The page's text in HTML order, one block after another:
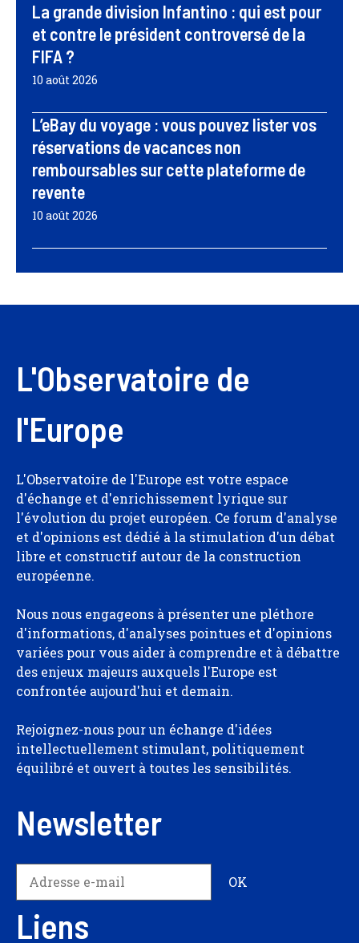
La grande division Infantino : qui est pour
et contre le président controversé de la
FIFA ?
10 août 2026
L’eBay du voyage : vous pouvez lister vos
réservations de vacances non
remboursables sur cette plateforme de
revente
10 août 2026
L'Observatoire de
l'Europe
L'Observatoire de l'Europe est votre espace
d'échange et d'enrichissement lyrique sur
l'évolution du projet européen. Ce forum d'analyse
et d'opinions est dédié à la stimulation d'un débat
libre et constructif autour de la construction
européenne.
Nous nous engageons à présenter une pléthore
d'informations, d'analyses pointues et d'opinions
variées pour vous aider à comprendre et à débattre
des enjeux majeurs auxquels l'Europe est
confrontée aujourd'hui et demain.
Rejoignez-nous pour un échange d'idées
intellectuellement stimulant, politiquement
équilibré et ouvert à toutes les sensibilités.
Newsletter
Liens